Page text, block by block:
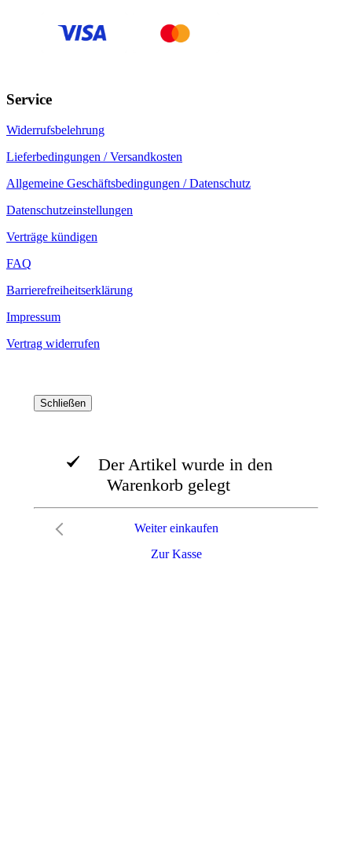
Service
Widerrufsbelehrung
Lieferbedingungen / Versandkosten
Allgemeine Geschäftsbedingungen / Datenschutz
Datenschutzeinstellungen
Verträge kündigen
FAQ
Barrierefreiheitserklärung
Impressum
Vertrag widerrufen
Schließen
Der Artikel wurde in den
Warenkorb gelegt
Zur Kasse
Weiter einkaufen